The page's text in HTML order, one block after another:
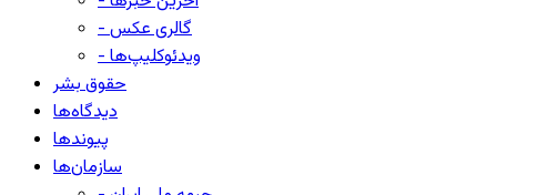
- گالری عکس
- ویدئوکلیپ‌ها
حقوق بشر
دیدگاه‌ها
پیوندها
سازمان‌ها